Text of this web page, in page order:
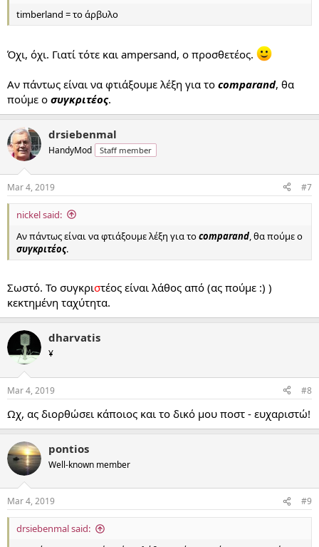
timberland = το άρβυλο
Όχι, όχι. Γιατί τότε και ampersand, ο προσθετέος.
Αν πάντως είναι να φτιάξουμε λέξη για το comparand, θα
πούμε ο συγκριτέος.
drsiebenmal
HandyMod Staff member
Mar 4, 2019 #7
nickel said:
Αν πάντως είναι να φτιάξουμε λέξη για τοcomparand , θα πούμε ο
συγκριτέος.
Σωστό. Το συγκριστέος είναι λάθος από (ας πούμε :) )
κεκτημένη ταχύτητα.
dharvatis
¥
Mar 4, 2019 #8
Ωχ, ας διορθώσει κάποιος και το δικό μου ποστ - ευχαριστώ!
pontios
Well-known member
Mar 4, 2019 #9
drsiebenmal said: